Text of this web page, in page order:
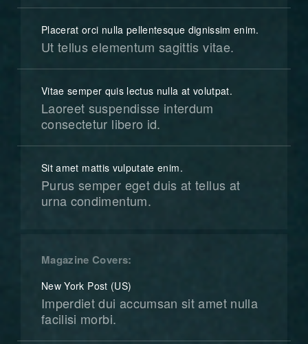
Placerat orci nulla pellentesque dignissim enim.
Ut tellus elementum sagittis vitae.
Vitae semper quis lectus nulla at volutpat.
Laoreet suspendisse interdum
consectetur libero id.
Sit amet mattis vulputate enim.
Purus semper eget duis at tellus at
urna condimentum.
Magazine Covers
New York Post (US)
Imperdiet dui accumsan sit amet nulla
facilisi morbi.